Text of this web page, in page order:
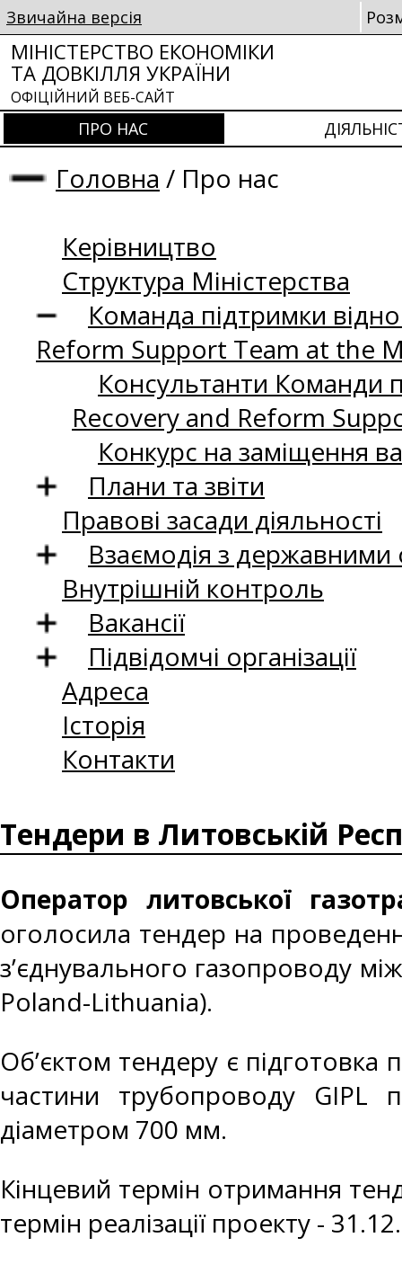
Звичайна версія
МІНІСТЕРСТВО ЕКОНОМІКИ
ТА ДОВКІЛЛЯ УКРАЇНИ
ОФІЦІЙНИЙ ВЕБ-САЙТ
ПРО НАС
Головна / Про нас
Керівництво
Структура Міністерства
Команда підтримки
Reform Support Team at the
Консультанти Команди
Recovery and Reform
Конкурс на заміщення
Плани та звіти
Правові засади діяльності
Взаємодія з
Внутрішній контроль
Вакансії
Підвідомчі організації
Адреса
Історія
Контакти
Тендери в Литовській
Оператор литовської
оголосила тендер на
з’єднувального газопроводу
Poland-Lithuania).
Об’єктом тендеру є підготовка
частини трубопроводу
діаметром 700 мм.
Кінцевий термін отримання
термін реалізації проекту -